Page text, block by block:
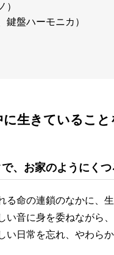
）
鍵盤ハーモニカ）
生きていること
、お家のようにく
命の連鎖のなかに、生
音に身を委ねながら
い日常を忘れ、やわら